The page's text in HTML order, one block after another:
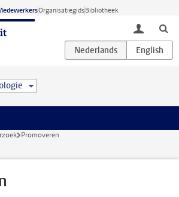
OrganisatiegidsBibliotheek
toggle
Promoveren